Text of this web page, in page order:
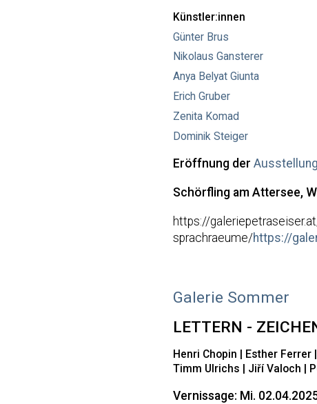
Künstler:innen
Günter Brus
Nikolaus Gansterer
Anya Belyat Giunta
Erich Gruber
Zenita Komad
Dominik Steiger
Eröffnung derAusstellung
Schörfling am Attersee,
https://
sprachraeume/https://
Galerie Sommer
LETTERN -
Henri Chopin | Esther
Timm Ulrichs | Jiří Valoch |
Vernissage: Mi.